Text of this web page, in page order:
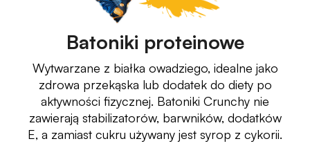
Batoniki proteinowe
Wytwarzane z białka owadziego, idealne jako
zdrowa przekąska lub dodatek do diety po
aktywności fizycznej. Batoniki Crunchy nie
zawierają stabilizatorów, barwników, dodatków
E, a zamiast cukru używany jest syrop z cykorii.